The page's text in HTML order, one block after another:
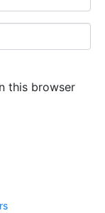
this browser